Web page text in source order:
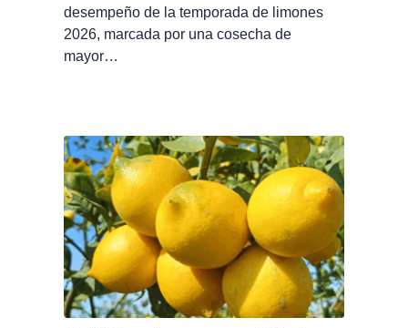
desempeño de la temporada de limones
2026, marcada por una cosecha de
mayor…